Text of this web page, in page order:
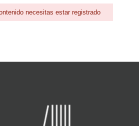
necesitas estar registrado